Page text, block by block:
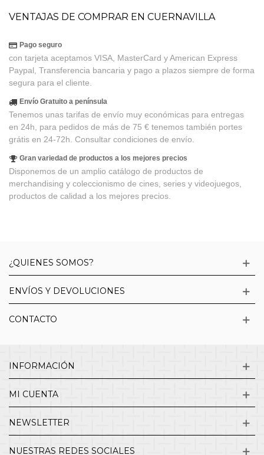
VENTAJAS DE COMPRAR EN CUERNAVILLA
Pago seguro
con tarjeta aceptamos VISA, MasterCard y American Express
Paypal, Transferencia bancaria y pago a plazos siempre de forma
segura para el cliente.
Envío Gratuito a península
Tenemos unas tarifas de envío muy económicas para entregas
en 24h, para pedidos de más de 75 € tenemos también portes
grátis en 24-72h. Consultar condiciones de envío.
Gran variedad de productos a los mejores precios
Disponemos de un amplio catálogo de productos de
merchandising y coleccionismo de cines, series y videojuegos,
productos de calidad a los mejores precios.
¿QUIENES SOMOS?
ENVÍOS Y DEVOLUCIONES
CONTACTO
INFORMACIÓN
MI CUENTA
NEWSLETTER
NUESTRAS REDES SOCIALES